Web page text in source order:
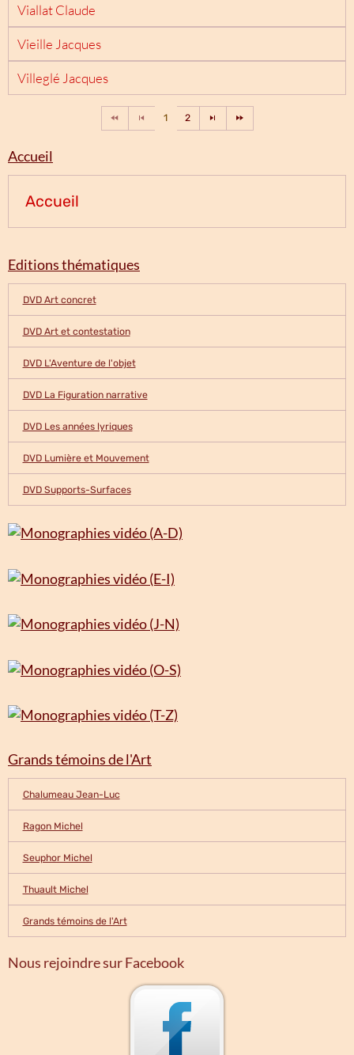
Viallat Claude
Vieille Jacques
Villeglé Jacques
1 2
Accueil
Accueil
Editions thématiques
DVD Art concret
DVD Art et contestation
DVD L'Aventure de l'objet
DVD La Figuration narrative
DVD Les années lyriques
DVD Lumière et Mouvement
DVD Supports-Surfaces
Grands témoins de l'Art
Chalumeau Jean-Luc
Ragon Michel
Seuphor Michel
Thuault Michel
Grands témoins de l'Art
Nous rejoindre sur Facebook